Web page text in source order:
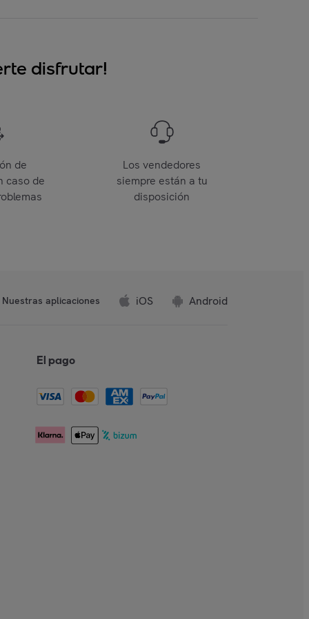
disfrutar!
de
caso de
Los vendedores
siempre están a tu
disposición
Nuestras aplicaciones iOS Android
El pago